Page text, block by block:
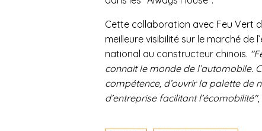
Cette collaboration avec Feu Vert
meilleure visibilité sur le marché de
national au constructeur chinois.
connait le monde de l’automobile.
compétence, d’ouvrir la palette de
d’entreprise facilitant l’écomobilité",